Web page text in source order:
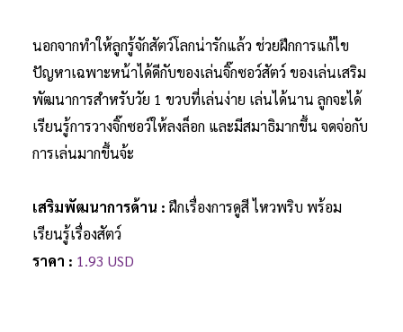
นอกจากทำให้ลูกรู้จักสัตว์โลกน่ารักแล้ว ช่วยฝึกการแก้ไข
ปัญหาเฉพาะหน้าได้ดีกับของเล่นจิ๊กซอว์สัตว์ ของเล่นเสริม
พัฒนาการสำหรับวัย 1 ขวบที่เล่นง่าย เล่นได้นาน ลูกจะได้
เรียนรู้การวางจิ๊กซอว์ให้ลงล็อก และมีสมาธิมากขึ้น จดจ่อกับ
การเล่นมากขึ้นจ้ะ
เสริมพัฒนาการด้าน : ฝึกเรื่องการดูสี ไหวพริบ พร้อม
เรียนรู้เรื่องสัตว์
ราคา : 1.93 USD